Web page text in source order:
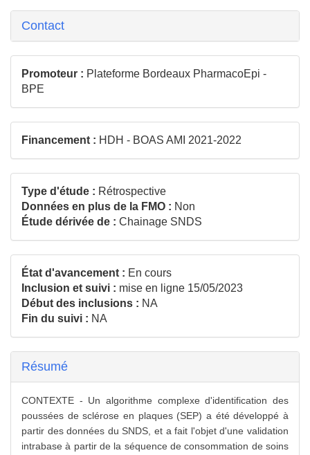
Contact
Promoteur : Plateforme Bordeaux PharmacoEpi -
BPE
Financement : HDH - BOAS AMI 2021-2022
Type d'étude : Rétrospective
Données en plus de la FMO : Non
Étude dérivée de : Chainage SNDS
État d'avancement : En cours
Inclusion et suivi : mise en ligne 15/05/2023
Début des inclusions : NA
Fin du suivi : NA
Résumé
CONTEXTE - Un algorithme complexe d'identification des
poussées de sclérose en plaques (SEP) a été développé à
partir des données du SNDS, et a fait l'objet d'une validation
intrabase à partir de la séquence de consommation de soins